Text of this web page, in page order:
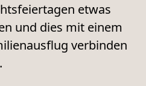
etwas
und dies mit einem
verbinden